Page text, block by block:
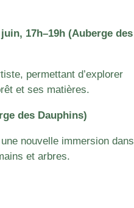
17h–19h (Auberge des
permettant d’explorer
et ses matières.
des Dauphins)
nouvelle immersion dans
et arbres.